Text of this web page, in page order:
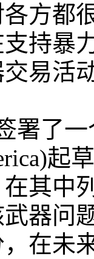
各方都
持暴
易活
署了一
其中
器问
在未